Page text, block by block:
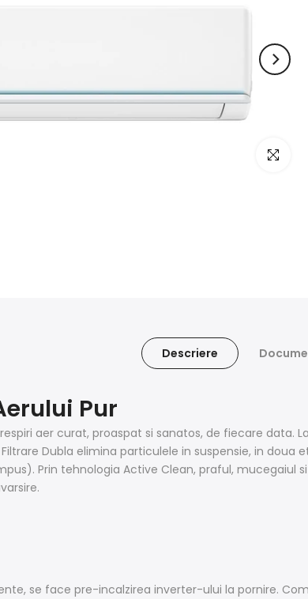
Click
Descriere
Pur
aer curat, proaspat si sanatos, de fiecare data.
Dubla elimina particulele in suspensie, in
Prin tehnologia Active Clean, praful,
se face pre-incalzirea inverter-ului la pornire.